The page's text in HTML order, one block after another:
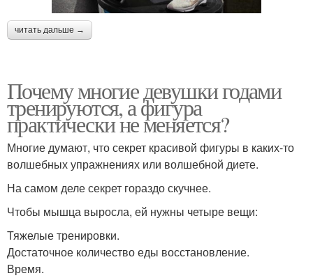
читать дальше →
Почему многие девушки годами
тренируются, а фигура
практически не меняется?
Многие думают, что секрет красивой фигуры в каких-то
волшебных упражнениях или волшебной диете.
На самом деле секрет гораздо скучнее.
Чтобы мышца выросла, ей нужны четыре вещи:
Тяжелые тренировки.
Достаточное количество еды восстановление.
Время.